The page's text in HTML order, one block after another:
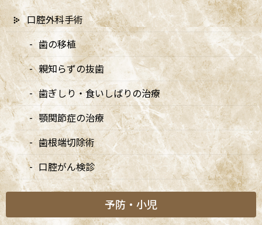
1. iTeroとは
iTeroは、先進の口腔内スキャナで、患者様の歯型をデジタル化す
るための高性能機器です。このデジタルスキャナーは、特に歯科
治療において非常に重要な役割を果たしており、従来の型取り方
法に比べて多くのメリットを提供します。iTeroを使用すること
口腔外科手術
歯の移植
親知らずの抜歯
歯ぎしり・食いしばりの治療
顎関節症の治療
歯根端切除術
口腔がん検診
予防・小児